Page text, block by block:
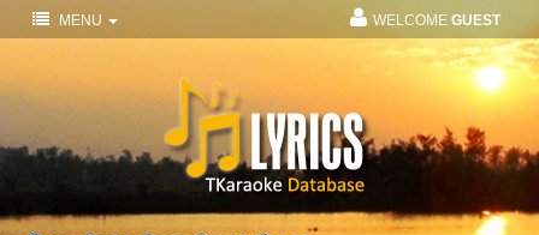
MENU WELCOME GUEST